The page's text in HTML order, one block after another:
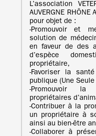
L’association
AUVERGNE RHÔNE
pour objet de :
‐Promouvoir et
solution de
en faveur de des
d’espèce
propriétaire,
‐Favoriser la
publique (Une
‐Promouvoir la
propriétaires
‐Contribuer à la
un propriétaire à
ainsi au bien-être
‐Collaborer à